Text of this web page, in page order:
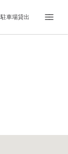
駐車場貸出